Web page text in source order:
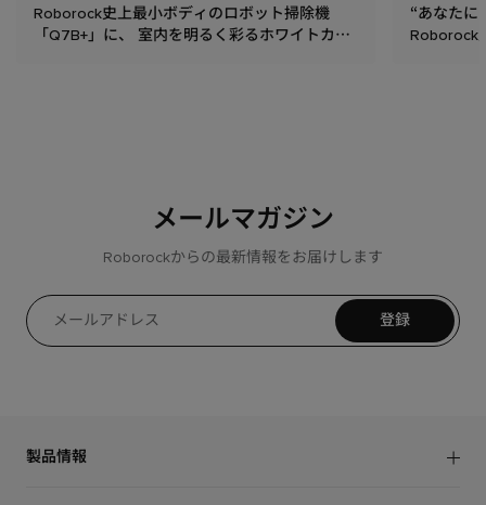
Roborock史上最小ボディのロボット掃除機
「Q7B+」に、 室内を明るく彩るホワイトカラ
“あなたに
Roborock
メールマガジン
Roborockからの最新情報をお届けします
登録
製品情報